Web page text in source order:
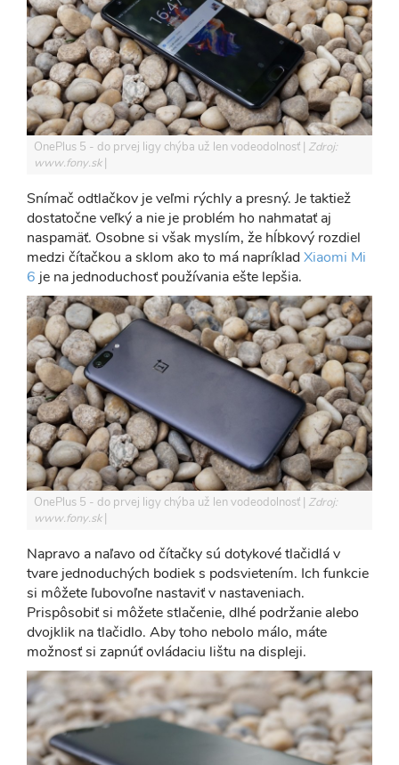
OnePlus 5 - do prvej ligy chýba už len vodeodolnosť Zdroj:
www.fony.sk
Snímač odtlačkov je veľmi rýchly a presný. Je taktiež
dostatočne veľký a nie je problém ho nahmatať aj
naspamäť. Osobne si však myslím, že hĺbkový rozdiel
medzi čítačkou a sklom ako to má napríkladXiaomi Mi
6 je na jednoduchosť používania ešte lepšia.
OnePlus 5 - do prvej ligy chýba už len vodeodolnosť Zdroj:
www.fony.sk
Napravo a naľavo od čítačky sú dotykové tlačidlá v
tvare jednoduchých bodiek s podsvietením. Ich funkcie
si môžete ľubovoľne nastaviť v nastaveniach.
Prispôsobiť si môžete stlačenie, dlhé podržanie alebo
dvojklik na tlačidlo. Aby toho nebolo málo, máte
možnosť si zapnúť ovládaciu lištu na displeji.